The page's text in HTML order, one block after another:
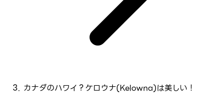
カナダのハワイ？ケロウナ(Kelowna)は美しい！